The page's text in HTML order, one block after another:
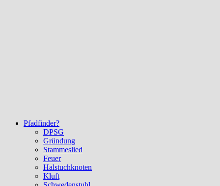
Pfadfinder?
DPSG
Gründung
Stammeslied
Feuer
Halstuchknoten
Kluft